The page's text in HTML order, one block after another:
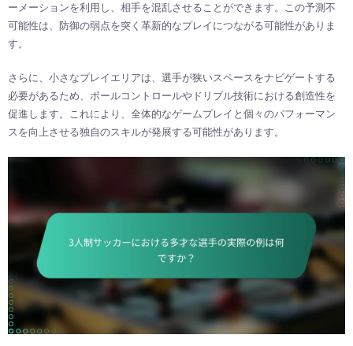
ーメーションを利用し、相手を混乱させることができます。この予測不
可能性は、防御の弱点を突く革新的なプレイにつながる可能性がありま
す。
さらに、小さなプレイエリアは、選手が狭いスペースをナビゲートする
必要があるため、ボールコントロールやドリブル技術における創造性を
促進します。これにより、全体的なゲームプレイと個々のパフォーマン
スを向上させる独自のスキルが発展する可能性があります。